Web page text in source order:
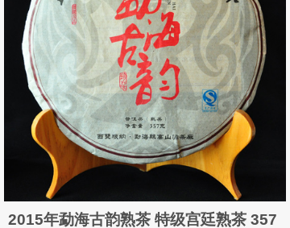
2015年勐海古韵熟茶 特级宫廷熟茶 357